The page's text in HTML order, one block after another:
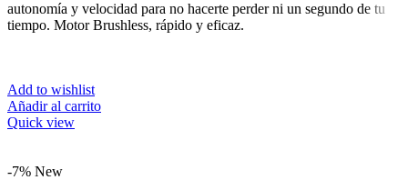
autonomía y velocidad para no hacerte perder ni un segundo de tu
tiempo. Motor Brushless, rápido y eficaz.
Add to wishlist
Añadir al carrito
Quick view
-7% New